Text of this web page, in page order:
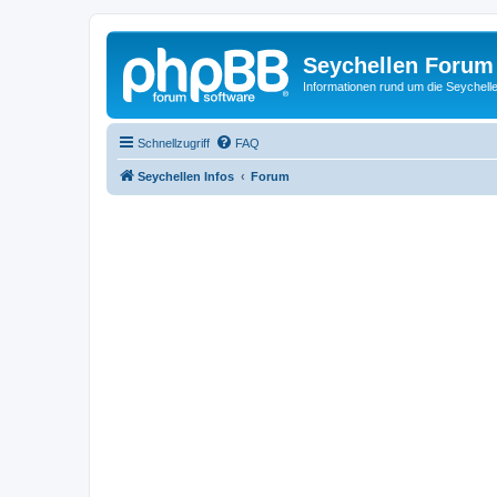
Seychellen Forum
Informationen rund um die
Schnellzugriff FAQ
Seychellen Infos Forum